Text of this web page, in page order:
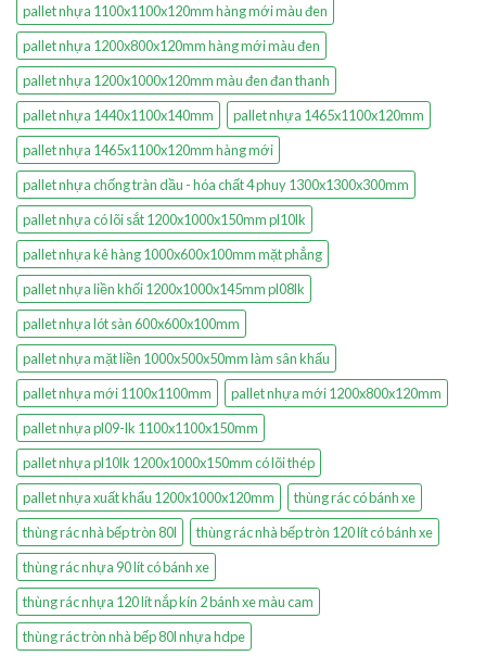
pallet nhựa 1100x1100x120mm hàng mới màu đen
pallet nhựa 1200x800x120mm hàng mới màu đen
pallet nhựa 1200x1000x120mm màu đen đan thanh
pallet nhựa 1440x1100x140mm
pallet nhựa 1465x1100x120mm
pallet nhựa 1465x1100x120mm hàng mới
pallet nhựa chống tràn dầu - hóa chất 4 phuy 1300x1300x300mm
pallet nhựa có lõi sắt 1200x1000x150mm pl10lk
pallet nhựa kê hàng 1000x600x100mm mặt phẳng
pallet nhựa liền khối 1200x1000x145mm pl08lk
pallet nhựa lót sàn 600x600x100mm
pallet nhựa mặt liền 1000x500x50mm làm sân khấu
pallet nhựa mới 1100x1100mm
pallet nhựa mới 1200x800x120mm
pallet nhựa pl09-lk 1100x1100x150mm
pallet nhựa pl10lk 1200x1000x150mm có lõi thép
pallet nhựa xuất khẩu 1200x1000x120mm
thùng rác có bánh xe
thùng rác nhà bếp tròn 80l
thùng rác nhà bếp tròn 120 lít có bánh xe
thùng rác nhựa 90 lít có bánh xe
thùng rác nhựa 120 lít nắp kín 2 bánh xe màu cam
thùng rác tròn nhà bếp 80l nhựa hdpe